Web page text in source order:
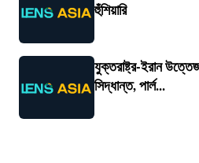
হুঁশিয়ারি
যুক্তরাষ্ট্র-ইরান
সিদ্ধান্ত, পার্ল...